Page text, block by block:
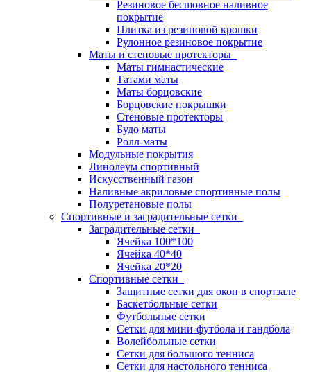
Резиновое бесшовное наливное
покрытие
Плитка из резиновой крошки
Рулонное резиновое покрытие
Маты и стеновые протекторы
Маты гимнастические
Татами маты
Маты борцовские
Борцовские покрышки
Стеновые протекторы
Будо маты
Ролл-маты
Модульные покрытия
Линолеум спортивный
Искусственный газон
Наливные акриловые спортивные полы
Полуретановые полы
Спортивные и заградительные сетки
Заградительные сетки
Ячейка 100*100
Ячейка 40*40
Ячейка 20*20
Спортивные сетки
Защитные сетки для окон в спортзале
Баскетбольные сетки
Футбольные сетки
Сетки для мини-футбола и гандбола
Волейбольные сетки
Сетки для большого тенниса
Сетки для настольного тенниса